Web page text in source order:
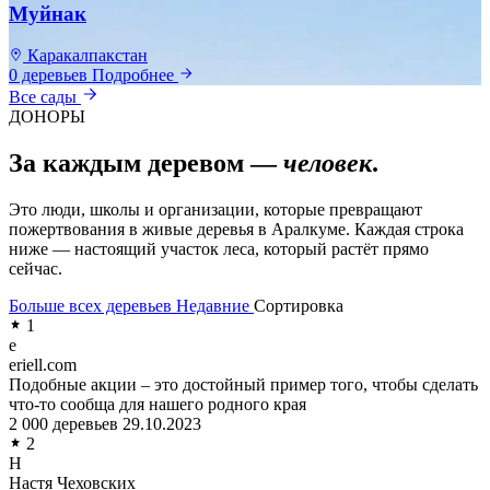
Муйнак
Каракалпакстан
0 деревьев Подробнее
Все сады
ДОНОРЫ
За каждым деревом —человек.
Это люди, школы и организации, которые превращают
пожертвования в живые деревья в Аралкуме. Каждая строка
ниже — настоящий участок леса, который растёт прямо
сейчас.
Больше всех деревьев Недавние Сортировка
1
e
eriell.com
Подобные акции – это достойный пример того, чтобы сделать
что-то сообща для нашего родного края
2 000 деревьев 29.10.2023
2
Н
Настя Чеховских